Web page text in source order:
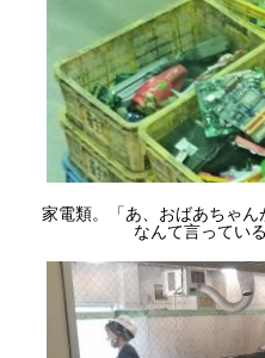
家電類。「あ、おばあちゃん
なんて言ってい